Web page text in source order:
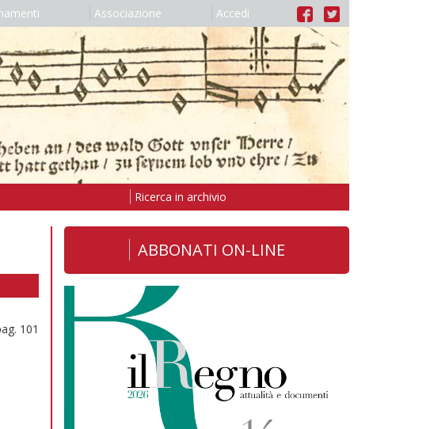
Associazione Accedi
Ricerca in archivio
101
ABBONATI ON-LINE